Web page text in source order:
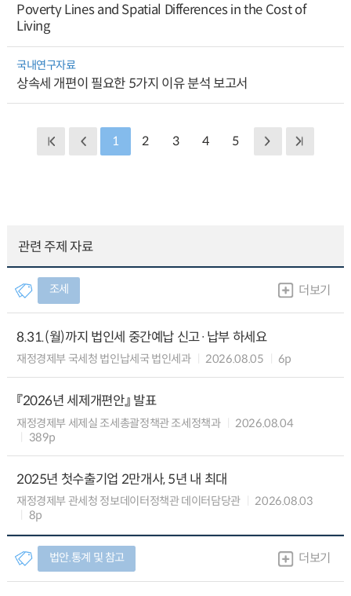
Poverty Lines and Spatial Differences in the Cost of
Living
국내연구자료
상속세 개편이 필요한 5가지 이유 분석 보고서
1 2 3 4 5
관련 주제 자료
조세 더보기
8.31.(월)까지 법인세 중간예납 신고·납부 하세요
재정경제부 국세청 법인납세국 법인세과 2026.08.05 6p
『2026년 세제개편안』 발표
재정경제부 세제실 조세총괄정책관 조세정책과
2026.08.04
389p
2025년 첫수출기업 2만개사, 5년 내 최대
재정경제부 관세청 정보데이터정책관 데이터담당관
2026.08.03
8p
법안.통계 및 참고 더보기